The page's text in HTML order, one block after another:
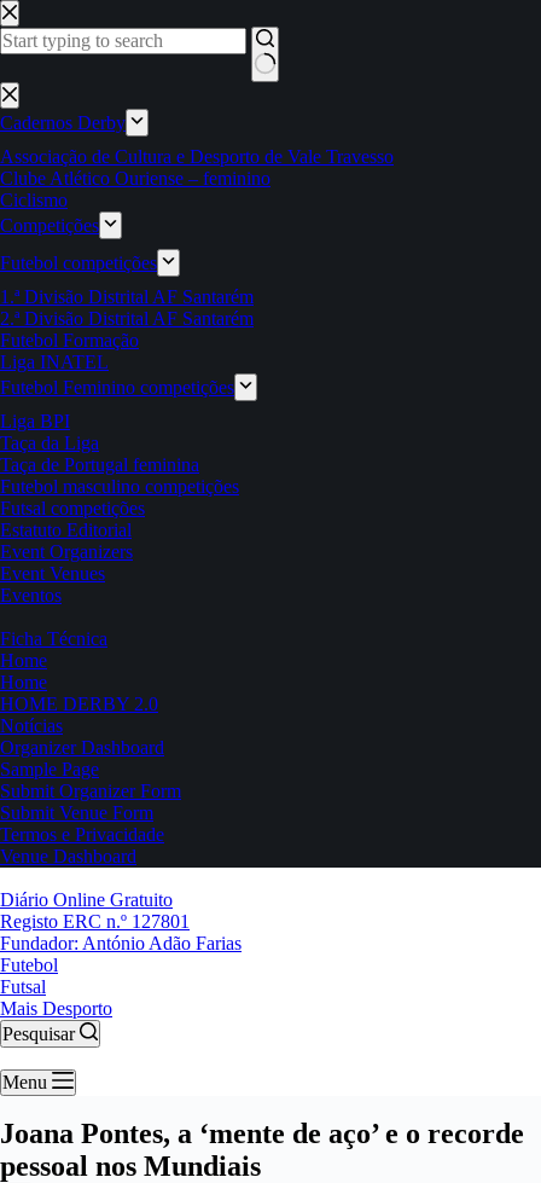
Pular
para
o
Sem
resultados
Cadernos Derby
Associação de Cultura e Desporto de Vale Travesso
Clube Atlético Ouriense – feminino
Ciclismo
Competições
Futebol competições
1.ª Divisão Distrital AF Santarém
2.ª Divisão Distrital AF Santarém
Futebol Formação
Liga INATEL
Futebol Feminino competições
Liga BPI
Taça da Liga
Taça de Portugal feminina
Futebol masculino competições
Futsal competições
Estatuto Editorial
Event Organizers
Event Venues
Eventos
Ficha Técnica
Home
Home
HOME DERBY 2.0
Notícias
Organizer Dashboard
Sample Page
Submit Organizer Form
Submit Venue Form
Termos e Privacidade
Venue Dashboard
Diário Online Gratuito
Registo ERC n.º 127801
Fundador: António Adão Farias
Futebol
Futsal
Mais Desporto
Pesquisar
Menu
Joana Pontes, a ‘mente de aço’ e o recorde
pessoal nos Mundiais